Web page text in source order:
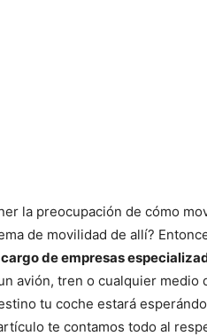
la preocupación de cómo
de movilidad de allí?
de empresas
avión, tren o cualquier medio
tu coche estará
te contamos todo al